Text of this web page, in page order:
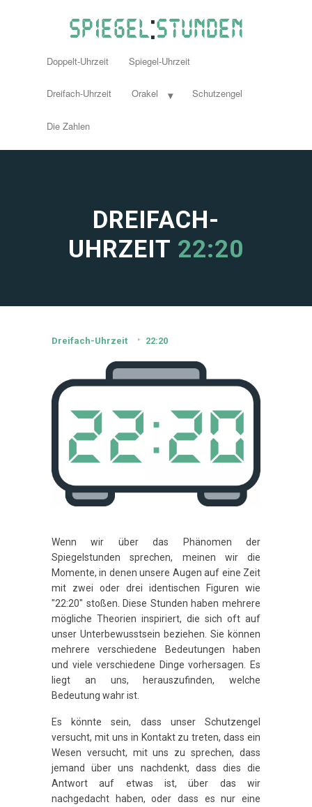
Doppelt-Uhrzeit Spiegel-Uhrzeit
Dreifach-Uhrzeit Orakel Schutzengel
Die Zahlen
DREIFACH-
UHRZEIT 22:20
Dreifach-Uhrzeit 22:20
Wenn wir über das Phänomen der
Spiegelstunden sprechen, meinen wir die
Momente, in denen unsere Augen auf eine Zeit
mit zwei oder drei identischen Figuren wie
"22:20" stoßen. Diese Stunden haben mehrere
mögliche Theorien inspiriert, die sich oft auf
unser Unterbewusstsein beziehen. Sie können
mehrere verschiedene Bedeutungen haben
und viele verschiedene Dinge vorhersagen. Es
liegt an uns, herauszufinden, welche
Bedeutung wahr ist.
Es könnte sein, dass unser Schutzengel
versucht, mit uns in Kontakt zu treten, dass ein
Wesen versucht, mit uns zu sprechen, dass
jemand über uns nachdenkt, dass dies die
Antwort auf etwas ist, über das wir
nachgedacht haben, oder dass es nur eine